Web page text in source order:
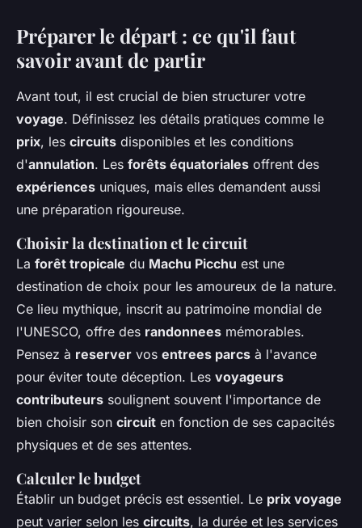
Préparer le départ : ce qu'il faut
savoir avant de partir
Avant tout, il est crucial de bien structurer votre
voyage. Définissez les détails pratiques comme le
prix, les circuits disponibles et les conditions
d'annulation. Les forêts équatoriales offrent des
expériences uniques, mais elles demandent aussi
une préparation rigoureuse.
Choisir la destination et le circuit
La forêt tropicale du Machu Picchu est une
destination de choix pour les amoureux de la nature.
Ce lieu mythique, inscrit au patrimoine mondial de
l'UNESCO, offre des randonnees mémorables.
Pensez à reserver vos entrees parcs à l'avance
pour éviter toute déception. Les voyageurs
contributeurs soulignent souvent l'importance de
bien choisir son circuit en fonction de ses capacités
physiques et de ses attentes.
Calculer le budget
Établir un budget précis est essentiel. Le prix voyage
peut varier selon les circuits, la durée et les services